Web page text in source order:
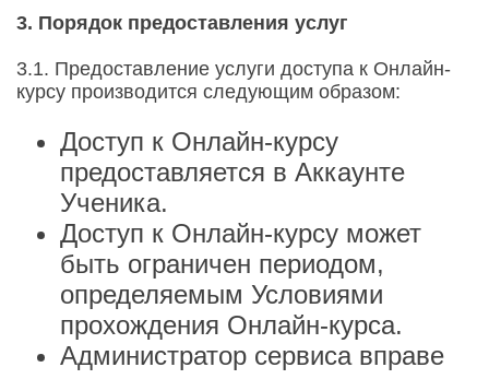
3. Порядок предоставления услуг
3.1. Предоставление услуги доступа к Онлайн-
курсу производится следующим образом:
Доступ к Онлайн-курсу
предоставляется в Аккаунте
Ученика.
Доступ к Онлайн-курсу может
быть ограничен периодом,
определяемым Условиями
прохождения Онлайн-курса.
Администратор сервиса вправе